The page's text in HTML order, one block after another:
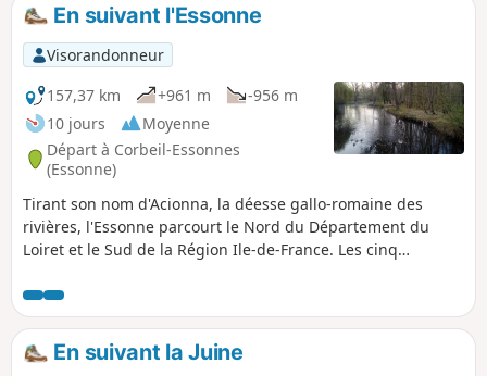
En suivant l'Essonne
Visorandonneur
157,37 km
+961 m
-956 m
10 jours
Moyenne
Départ à Corbeil-Essonnes
(Essonne)
Tirant son nom d'Acionna, la déesse gallo-romaine des
rivières, l'Essonne parcourt le Nord du Département du
Loiret et le Sud de la Région Ile-de-France. Les cinq
dernières le remontent. Ces neuf étapes sont accessibles en
train. Une étape, non accessible en train, fait une boucle en
amont. L'itinéraire alterne les chemins le long de la rivière,
les passages dans les bois et ceux sur des plateaux cultivés.
En suivant la Juine